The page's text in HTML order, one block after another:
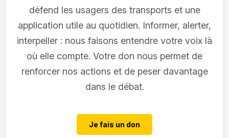
défend les usagers des transports et une
application utile au quotidien. Informer, alerter,
interpeller : nous faisons entendre votre voix là
où elle compte. Votre don nous permet de
renforcer nos actions et de peser davantage
dans le débat.
Je fais un don